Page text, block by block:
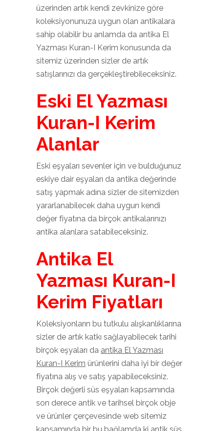
üzerinden artık kendi zevkinize göre
koleksiyonunuza uygun olan antikalara
sahip olabilir bu anlamda da antika El
Yazması Kuran-I Kerim konusunda da
sitemiz üzerinden sizler de artık
satışlarınızı da gerçekleştirebileceksiniz.
Eski El Yazması
Kuran-I Kerim
Alanlar
Eski eşyaları sevenler için ve bulduğunuz
eskiye dair eşyaları da antika değerinde
satış yapmak adına sizler de sitemizden
yararlanabilecek daha uygun kendi
değer fiyatına da birçok antikalarınızı
antika alanlara satabileceksiniz.
Antika El
Yazması Kuran-I
Kerim Fiyatları
Koleksiyonların bu tutkulu alışkanlıklarına
sizler de artık katkı sağlayabilecek tarihi
birçok eşyaları da antika El Yazması
Kuran-I Kerim ürünlerini daha iyi bir değer
fiyatına alış ve satış yapabileceksiniz.
Birçok değerli süs eşyaları kapsamında
son derece antik ve tarihsel birçok obje
ve ürünler çerçevesinde web sitemiz